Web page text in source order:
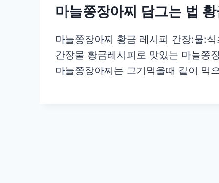
마늘쫑장아찌 담그는 법
마늘쫑장아찌 황금 레시피 간장:물:
간장물 황금레시피로 맛있는 마늘쫑
마늘쫑장아찌는 고기먹을때 같이 먹